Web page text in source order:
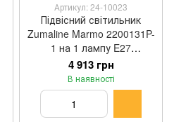
Артикул: 24-10023
Підвісний світильник
Zumaline Marmo 2200131P-
1 на 1 лампу E27
хромований 15 × 150 см
4 913 грн
В наявності